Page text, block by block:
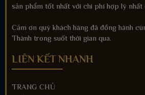
sản phẩm tốt nhất với chi phí hợp lý nhất
Cảm ơn quý khách hàng đã đồng hành
Thành trong suốt thời gian qua.
LIÊN KẾT NHANH
TRANG CHỦ